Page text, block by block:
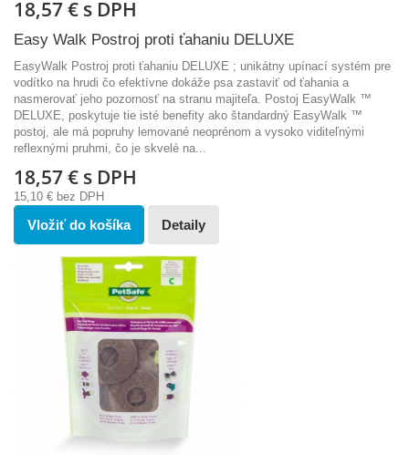
18,57 € s DPH
Easy Walk Postroj proti ťahaniu DELUXE
EasyWalk Postroj proti ťahaniu DELUXE ; unikátny upínací systém pre
vodítko na hrudi čo efektívne dokáže psa zastaviť od ťahania a
nasmerovať jeho pozornosť na stranu majiteľa. Postoj EasyWalk ™
DELUXE, poskytuje tie isté benefity ako štandardný EasyWalk ™
postoj, ale má popruhy lemované neoprénom a vysoko viditeľnými
reflexnými pruhmi, čo je skvelé na...
18,57 € s DPH
15,10 € bez DPH
Vložiť do košíka Detaily